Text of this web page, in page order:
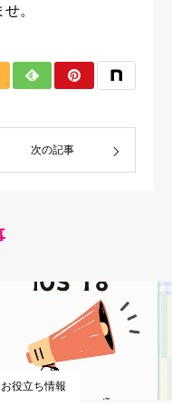
。
次の記事
お役立ち情報